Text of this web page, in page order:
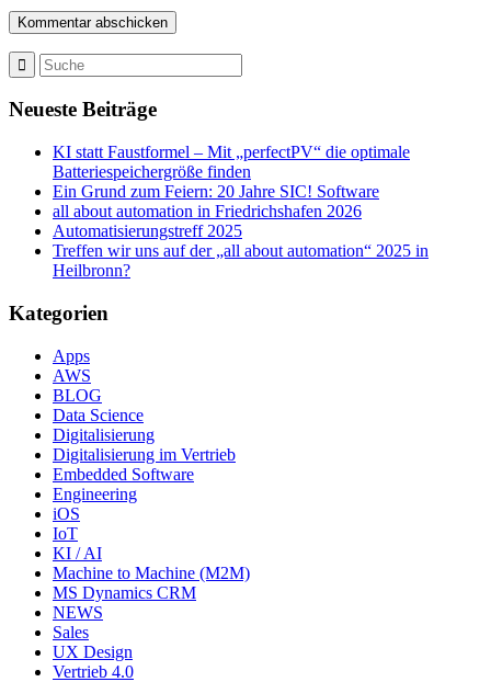
Neueste Beiträge
KI statt Faustformel – Mit „perfectPV“ die optimale
Batteriespeichergröße finden
Ein Grund zum Feiern: 20 Jahre SIC! Software
all about automation in Friedrichshafen 2026
Automatisierungstreff 2025
Treffen wir uns auf der „all about automation“ 2025 in
Heilbronn?
Kategorien
Apps
AWS
BLOG
Data Science
Digitalisierung
Digitalisierung im Vertrieb
Embedded Software
Engineering
iOS
IoT
KI / AI
Machine to Machine (M2M)
MS Dynamics CRM
NEWS
Sales
UX Design
Vertrieb 4.0